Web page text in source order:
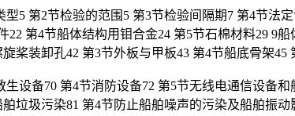
型5 第2节检验的范围5 第3节检验间隔期7 第4节法
第4节船体结构用钼合金24 第5节石棉材料29 9
桨装卸孔42 第3节外板与甲板43 第4节船底骨架
生设备70 第4节消防设备72 第5节无线电通信设备
垃圾污染81 第4节防止船舶噪声的污染及船舶振